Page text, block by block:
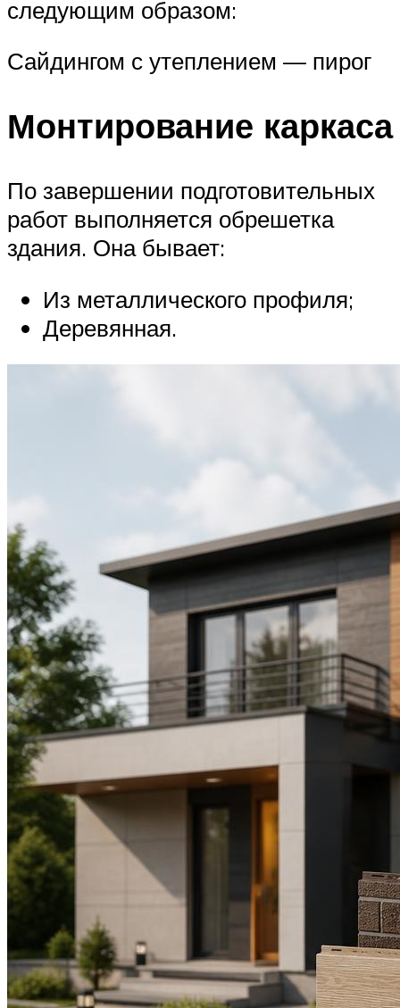
следующим образом:
Сайдингом с утеплением — пирог
Монтирование каркаса
По завершении подготовительных
работ выполняется обрешетка
здания. Она бывает:
Из металлического профиля;
Деревянная.